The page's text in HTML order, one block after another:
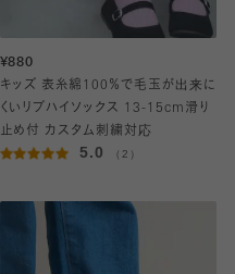
¥880
キッズ 表糸綿100％で毛玉が出来に
くいリブハイソックス 13-15cm滑り
止め付 カスタム刺繍対応
5.0 （2）